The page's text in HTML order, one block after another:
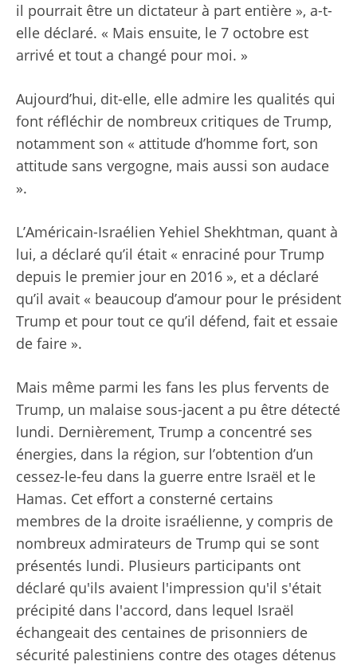
il pourrait être un dictateur à part entière », a-t-
elle déclaré. « Mais ensuite, le 7 octobre est
arrivé et tout a changé pour moi. »
Aujourd’hui, dit-elle, elle admire les qualités qui
font réfléchir de nombreux critiques de Trump,
notamment son « attitude d’homme fort, son
attitude sans vergogne, mais aussi son audace
».
L’Américain-Israélien Yehiel Shekhtman, quant à
lui, a déclaré qu’il était « enraciné pour Trump
depuis le premier jour en 2016 », et a déclaré
qu’il avait « beaucoup d’amour pour le président
Trump et pour tout ce qu’il défend, fait et essaie
de faire ».
Mais même parmi les fans les plus fervents de
Trump, un malaise sous-jacent a pu être détecté
lundi. Dernièrement, Trump a concentré ses
énergies, dans la région, sur l’obtention d’un
cessez-le-feu dans la guerre entre Israël et le
Hamas. Cet effort a consterné certains
membres de la droite israélienne, y compris de
nombreux admirateurs de Trump qui se sont
présentés lundi. Plusieurs participants ont
déclaré qu'ils avaient l'impression qu'il s'était
précipité dans l'accord, dans lequel Israël
échangeait des centaines de prisonniers de
sécurité palestiniens contre des otages détenus